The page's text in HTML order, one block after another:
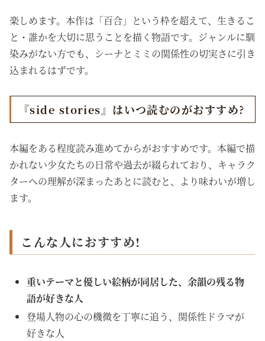
楽しめます。本作は「百合」という枠を超えて、生きるこ
と・誰かを大切に思うことを描く物語です。ジャンルに馴
染みがない方でも、シーナとミミの関係性の切実さに引き
込まれるはずです。
『side stories』はいつ読むのがおすすめ?
本編をある程度読み進めてからがおすすめです。本編で描
かれない少女たちの日常や過去が綴られており、キャラク
ターへの理解が深まったあとに読むと、より味わいが増し
ます。
こんな人におすすめ!
重いテーマと優しい絵柄が同居した、余韻の残る物
語が好きな人
登場人物の心の機微を丁寧に追う、関係性ドラマが
好きな人